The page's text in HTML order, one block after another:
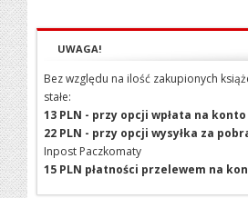
UWAGA!
Bez względu na ilość zakupionych
stałe:
13 PLN - przy opcji wpłata na konto
22 PLN - przy opcji wysyłka za
Inpost Paczkomaty
15 PLN płatności przelewem na